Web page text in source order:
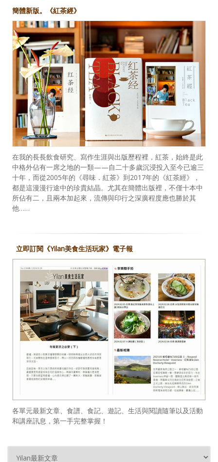
簡體新版。《紅茶經》
在我的長長飲食研究、寫作生涯與出版歷程裡，紅茶，始終是此
中格外佔有一席之地的一類——自二十多歲沉浸投入至今已逾三
十年，而從2005年的《尋味．紅茶》到2017年的《紅茶經》，
都是這漫漫行途中的珍貴結晶。尤其在簡體出版裡，不僅十本中
所佔有二，且兩本加起來，流傳與印行之深廣程度應也勝於其
他……
立即訂閱《Yilan美食生活玩家》電子報
各單元最新文章、食譜、食記、遊記、生活與閱讀隨筆以及活動
和講座訊息，第一手完整掌握！